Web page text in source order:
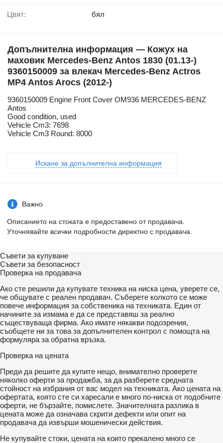
Цвят: бял
Допълнителна информация — Кожух на
маховик Mercedes-Benz Antos 1830 (01.13-)
9360150009 за влекач Mercedes-Benz Actros
MP4 Antos Arocs (2012-)
9360150009 Engine Front Cover OM936 MERCEDES-BENZ
Antos
Good condition, used
Vehicle Cm3: 7698
Vehicle Cm3 Round: 8000
Искане за допълнителна информация
Важно
Описанието на стоката е предоставено от продавача.
Уточнявайте всички подробности директно с продавача.
Съвети за купуване
Съвети за безопасност
Проверка на продавача
Ако сте решили да купувате техника на ниска цена, уверете се,
че общувате с реален продавач. Съберете колкото се може
повече информация за собственика на техниката. Един от
начините за измама е да се представяш за реално
съществуваща фирма. Ако имате някакви подозрения,
съобщете ни за това за допълнителен контрол с помощта на
формуляра за обратна връзка.
Проверка на цената
Преди да решите да купите нещо, внимателно проверете
няколко оферти за продажба, за да разберете средната
стойност на избрания от вас модел на техниката. Ако цената на
офертата, която сте си харесали е много по-ниска от подобните
оферти, не бързайте, помислете. Значителната разлика в
цената може да означава скрити дефекти или опит на
продавача да извърши мошенически действия.
Не купувайте стоки, цената на които прекалено много се